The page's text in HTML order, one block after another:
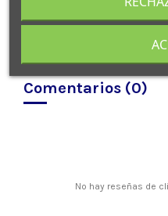
Comentarios (0)
No hay reseñas de